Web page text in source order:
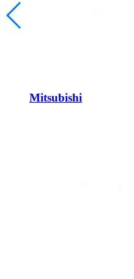
Mitsubishi